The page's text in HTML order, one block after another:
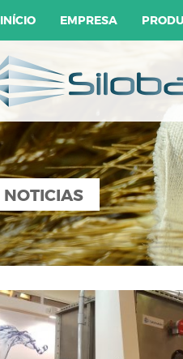
INÍCIO EMPRESA
NOTICIAS